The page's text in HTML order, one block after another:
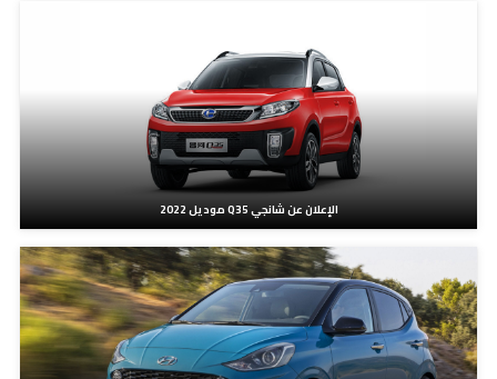
الإعلان عن شانجي Q35 موديل 2022